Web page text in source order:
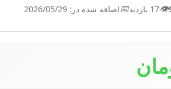
👁️17 بازدید 📅اضافه شده در: 2026/05/29